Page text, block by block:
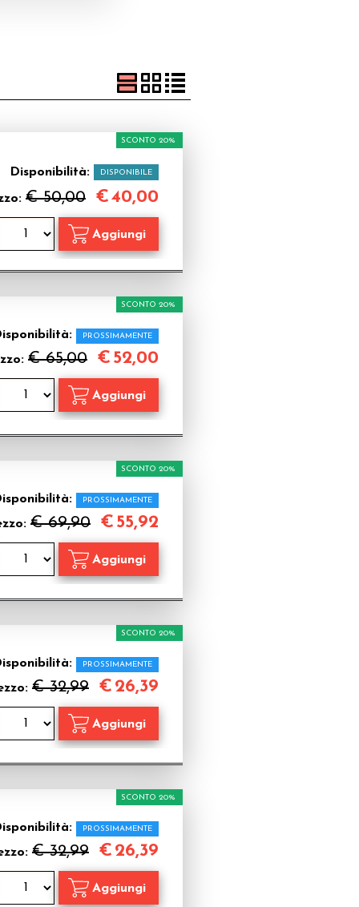
Disponibilità: DISPONIBILE
€ 50,00
SCONTO 20%
€40,00
PROSSIMAMENTE
€ 65,00
SCONTO 20%
€ 52,00
PROSSIMAMENTE
€ 69,90
SCONTO 20%
€ 55,92
PROSSIMAMENTE
€ 32,99
SCONTO 20%
€ 26,39
PROSSIMAMENTE
€ 32,99
SCONTO 20%
€ 26,39